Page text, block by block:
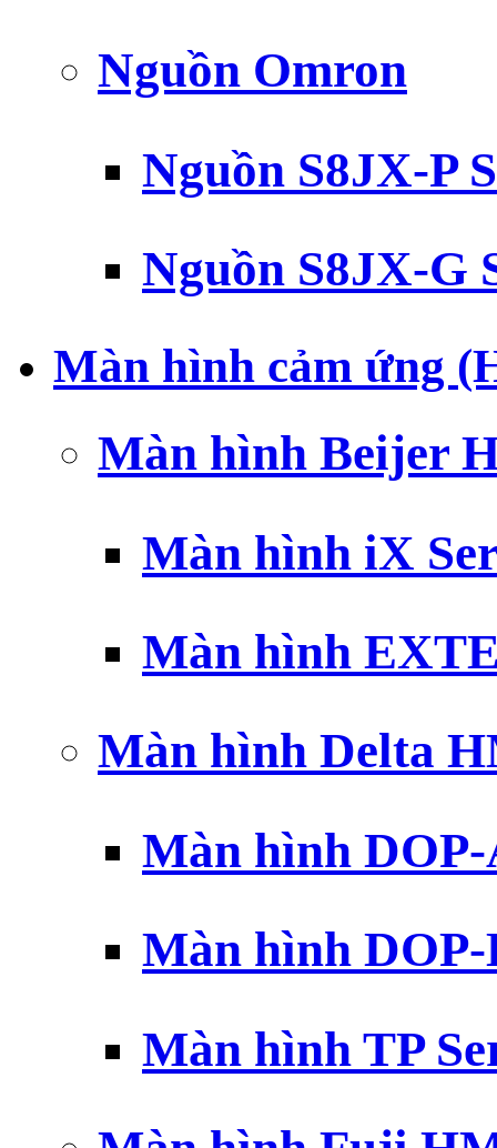
Nguồn Omron
Nguồn S8JX-P
Nguồn S8JX-G
Màn hình cảm ứng
Màn hình Beijer
Màn hình iX
Màn hình
Màn hình Delta
Màn hình DOP-
Màn hình DOP-
Màn hình TP